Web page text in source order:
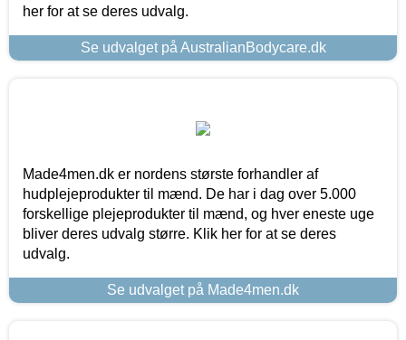
her for at se deres udvalg.
Se udvalget på AustralianBodycare.dk
Made4men.dk er nordens største forhandler af
hudplejeprodukter til mænd. De har i dag over 5.000
forskellige plejeprodukter til mænd, og hver eneste uge
bliver deres udvalg større. Klik her for at se deres
udvalg.
Se udvalget på Made4men.dk